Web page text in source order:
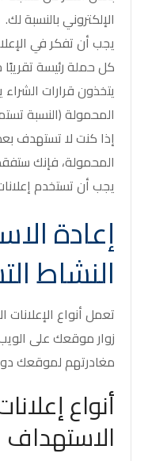
الإلكتروني بالنسبة لك.
يجب أن تفكر في
كل حملة رئيسة
يتخذون قرارات
المحمولة (النسبة
إذا كنت لا تستهدف
المحمولة، فإنك
يجب أن تستخدم
إعادة
النشاط
تعمل أنواع الإعلانات
زوار موقعك على
مغادرتهم لموقعك
أنواع
الاستهداف